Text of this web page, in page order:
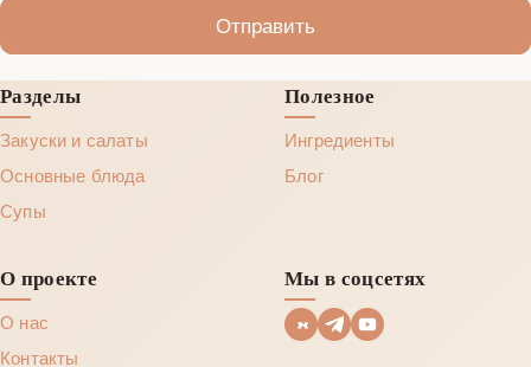
Отправить
Разделы
Закуски и салаты
Основные блюда
Супы
Полезное
Ингредиенты
Блог
О проекте
О нас
Контакты
Мы в соцсетях